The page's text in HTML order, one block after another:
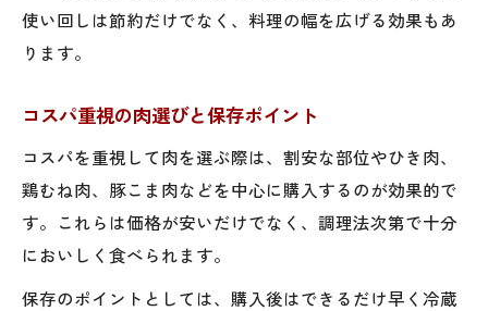
使い回しは節約だけでなく、料理の幅を広げる効果もあ
ります。
コスパ重視の肉選びと保存ポイント
コスパを重視して肉を選ぶ際は、割安な部位やひき肉、
鶏むね肉、豚こま肉などを中心に購入するのが効果的で
す。これらは価格が安いだけでなく、調理法次第で十分
においしく食べられます。
保存のポイントとしては、購入後はできるだけ早く冷蔵